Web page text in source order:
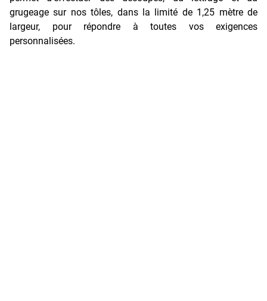
grugeage sur nos tôles, dans la limité de 1,25 mètre de
largeur, pour répondre à toutes vos exigences
personnalisées.